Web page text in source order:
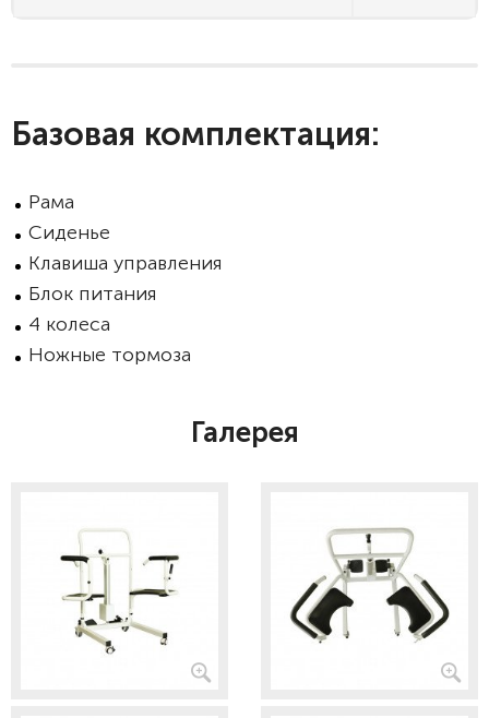
Базовая комплектация:
Рама
Сиденье
Клавиша управления
Блок питания
4 колеса
Ножные тормоза
Галерея